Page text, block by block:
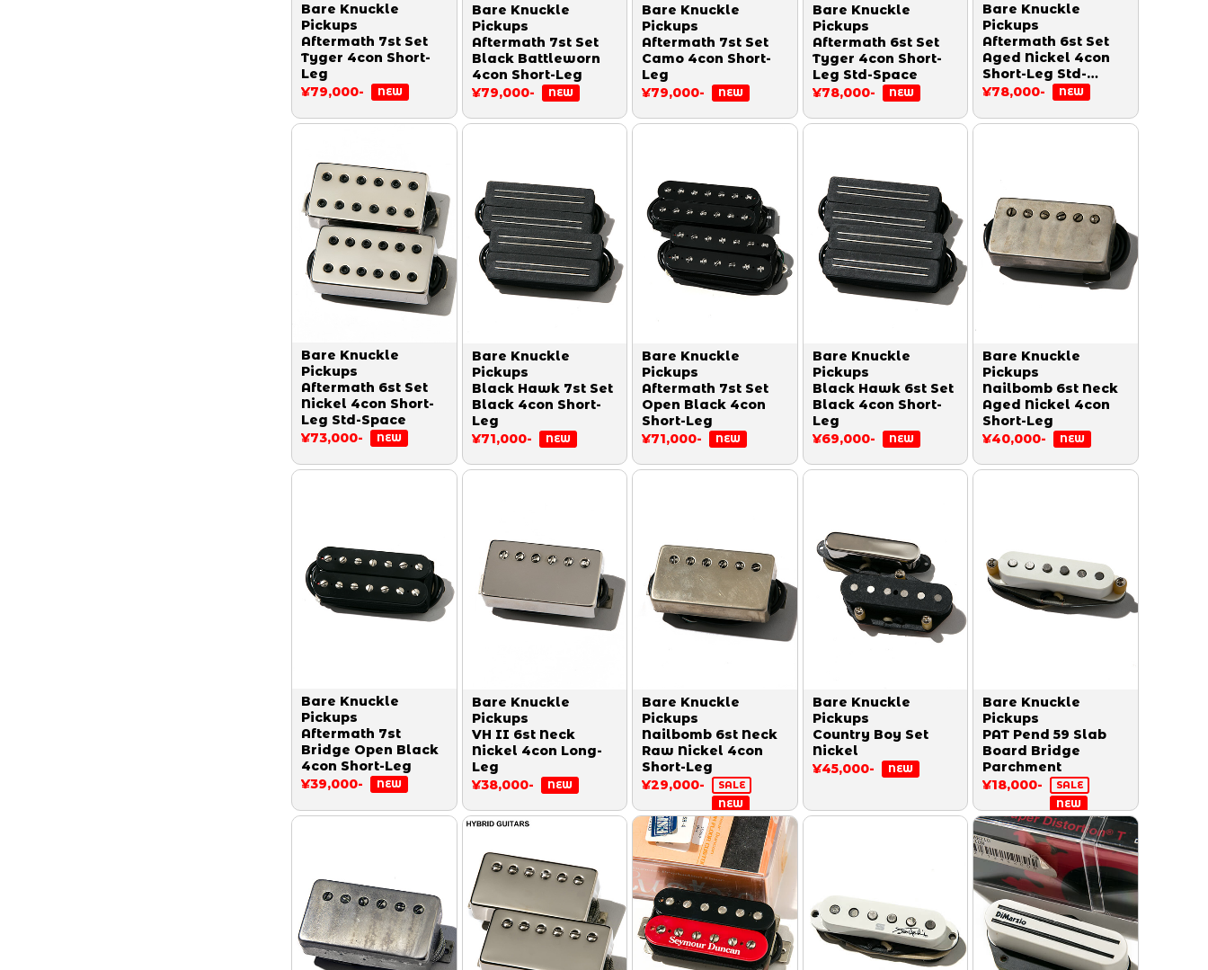
Bare Knuckle
Pickups
Aftermath 7st Set
Tyger 4con Short-
Leg
¥79,000-
NEW
Bare Knuckle
Pickups
Aftermath 7st Set
Black Battleworn
4con Short-Leg
¥79,000-
NEW
Bare Knuckle
Pickups
Aftermath 7st Set
Camo 4con Short-
Leg
¥79,000-
NEW
Bare Knuckle
Pickups
Aftermath 6st Set
Tyger 4con Short-
Leg Std-Space
¥78,000-
NEW
Bare Knuckle
Pickups
Aftermath 6st Set
Aged Nickel 4con
Short-Leg Std-
Space
¥78,000- NEW
Bare Knuckle
Pickups
Aftermath 6st Set
Nickel 4con Short-
Leg Std-Space
¥73,000-
NEW
Bare Knuckle
Pickups
Black Hawk 7st Set
Black 4con Short-
Leg
¥71,000-
NEW
Bare Knuckle
Pickups
Aftermath 7st Set
Open Black 4con
Short-Leg
¥71,000-
NEW
Bare Knuckle
Pickups
Black Hawk 6st Set
Black 4con Short-
Leg
¥69,000-
NEW
Bare Knuckle
Pickups
Nailbomb 6st Neck
Aged Nickel 4con
Short-Leg
¥40,000-
NEW
Bare Knuckle
Pickups
Aftermath 7st
Bridge Open Black
4con Short-Leg
¥39,000-
NEW
Bare Knuckle
Pickups
VH II 6st Neck
Nickel 4con Long-
Leg
¥38,000-
NEW
Bare Knuckle
Pickups
Nailbomb 6st Neck
Raw Nickel 4con
Short-Leg
¥29,000-
SALE
NEW
Bare Knuckle
Pickups
Country Boy Set
Nickel
¥45,000-
NEW
Bare Knuckle
Pickups
PAT Pend 59 Slab
Board Bridge
Parchment
¥18,000-
SALE
NEW